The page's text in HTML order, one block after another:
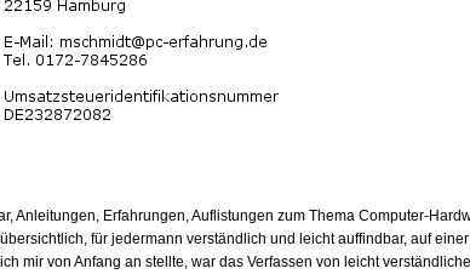
Anleitungen, Erfahrungen, Auflistungen zum Thema Computer-
für jedermann verständlich und leicht auffindbar, auf
mir von Anfang an stellte, war das Verfassen von leicht